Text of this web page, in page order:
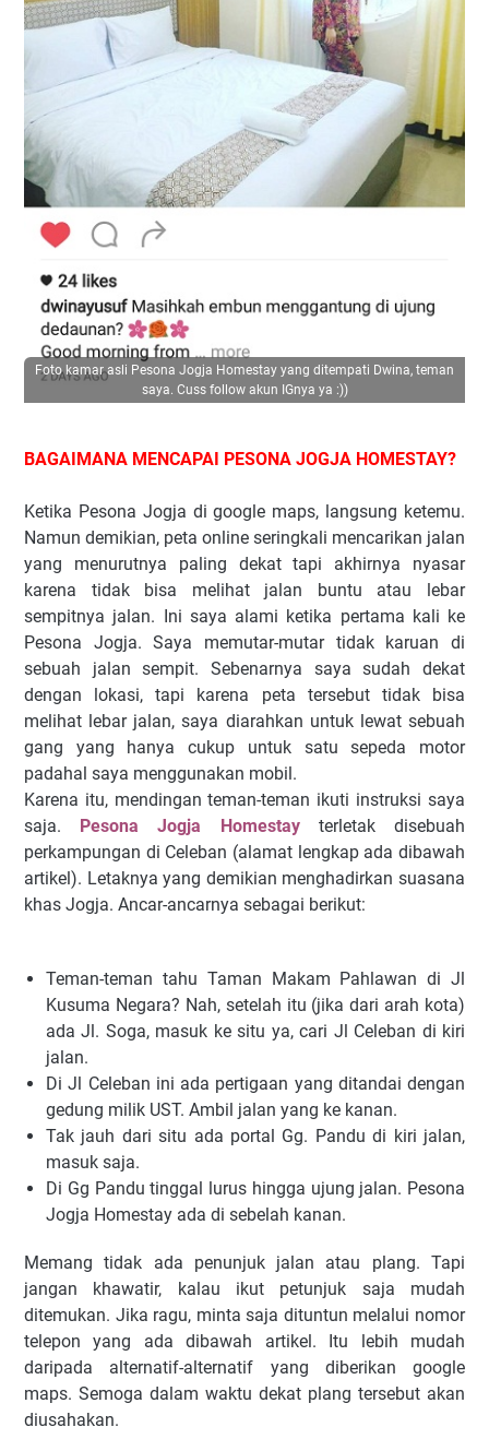
Foto kamar asli Pesona Jogja Homestay yang ditempati Dwina, teman
saya. Cuss follow akun IGnya ya :))
BAGAIMANA MENCAPAI PESONA JOGJA HOMESTAY?
Ketika Pesona Jogja di google maps, langsung ketemu.
Namun demikian, peta online seringkali mencarikan jalan
yang menurutnya paling dekat tapi akhirnya nyasar
karena tidak bisa melihat jalan buntu atau lebar
sempitnya jalan. Ini saya alami ketika pertama kali ke
Pesona Jogja. Saya memutar-mutar tidak karuan di
sebuah jalan sempit. Sebenarnya saya sudah dekat
dengan lokasi, tapi karena peta tersebut tidak bisa
melihat lebar jalan, saya diarahkan untuk lewat sebuah
gang yang hanya cukup untuk satu sepeda motor
padahal saya menggunakan mobil.
Karena itu, mendingan teman-teman ikuti instruksi saya
saja. Pesona Jogja Homestayterletak disebuah
perkampungan di Celeban (alamat lengkap ada dibawah
artikel). Letaknya yang demikian menghadirkan suasana
khas Jogja. Ancar-ancarnya sebagai berikut:
Teman-teman tahu Taman Makam Pahlawan di Jl
Kusuma Negara? Nah, setelah itu (jika dari arah kota)
ada Jl. Soga, masuk ke situ ya, cari Jl Celeban di kiri
jalan.
Di Jl Celeban ini ada pertigaan yang ditandai dengan
gedung milik UST. Ambil jalan yang ke kanan.
Tak jauh dari situ ada portal Gg. Pandu di kiri jalan,
masuk saja.
Di Gg Pandu tinggal lurus hingga ujung jalan. Pesona
Jogja Homestay ada di sebelah kanan.
Memang tidak ada penunjuk jalan atau plang. Tapi
jangan khawatir, kalau ikut petunjuk saja mudah
ditemukan. Jika ragu, minta saja dituntun melalui nomor
telepon yang ada dibawah artikel. Itu lebih mudah
daripada alternatif-alternatif yang diberikan google
maps. Semoga dalam waktu dekat plang tersebut akan
diusahakan.